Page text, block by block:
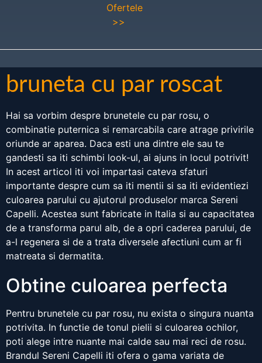
Ofertele
>>
bruneta cu par roscat
Hai sa vorbim despre brunetele cu par rosu, o
combinatie puternica si remarcabila care atrage privirile
oriunde ar aparea. Daca esti una dintre ele sau te
gandesti sa iti schimbi look-ul, ai ajuns in locul potrivit!
In acest articol iti voi impartasi cateva sfaturi
importante despre cum sa iti mentii si sa iti evidentiezi
culoarea parului cu ajutorul produselor marca Sereni
Capelli. Acestea sunt fabricate in Italia si au capacitatea
de a transforma parul alb, de a opri caderea parului, de
a-l regenera si de a trata diversele afectiuni cum ar fi
matreata si dermatita.
Obtine culoarea perfecta
Pentru brunetele cu par rosu, nu exista o singura nuanta
potrivita. In functie de tonul pielii si culoarea ochilor,
poti alege intre nuante mai calde sau mai reci de rosu.
Brandul Sereni Capelli iti ofera o gama variata de